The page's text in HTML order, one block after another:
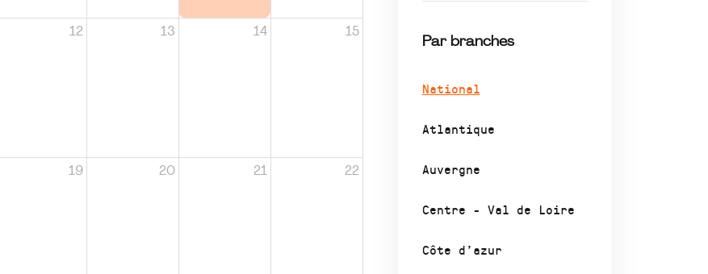
Par branches
National
Atlantique
Auvergne
Centre - Val de Loire
Côte d’azur
12 13 14 15
19 20 21 22